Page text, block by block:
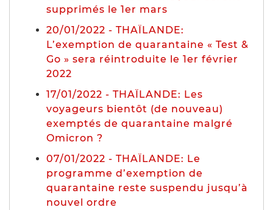
supprimés le 1er mars
20/01/2022 - THAÏLANDE:
L’exemption de quarantaine « Test &
Go » sera réintroduite le 1er février
2022
17/01/2022 - THAÏLANDE: Les
voyageurs bientôt (de nouveau)
exemptés de quarantaine malgré
Omicron ?
07/01/2022 - THAÏLANDE: Le
programme d’exemption de
quarantaine reste suspendu jusqu’à
nouvel ordre